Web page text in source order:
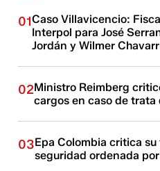
01Caso Villavicencio:
Interpol para José
Jordán y Wilmer
02Ministro Reimberg
cargos en caso de trata
03Epa Colombia critica
seguridad ordenada